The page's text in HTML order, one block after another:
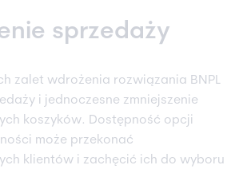
sprzedaży
zalet wdrożenia rozwiązania BNPL
i jednoczesne zmniejszenie
koszyków. Dostępność opcji
może przekonać
klientów i zachęcić ich do wyboru